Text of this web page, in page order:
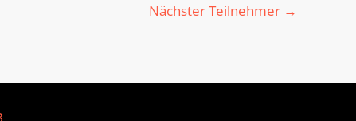
Nächster Teilnehmer →